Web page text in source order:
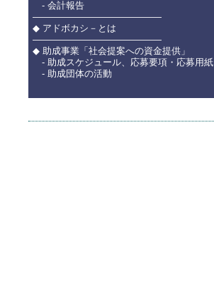
- 会計報告
――――――――――――――
◆ アドボカシ－とは
――――――――――――――
◆ 助成事業「社会提案への資金提供」
- 助成スケジュール、応募要項・応募用紙
- 助成団体の活動